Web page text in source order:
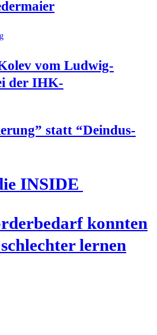
vom Lud­wig-
der IHK-
statt “Deindus­
INSIDE
konn­ten
lernen